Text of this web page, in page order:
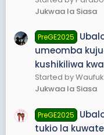
Jukwaa la Siasa
PreGE2025
umeomba
kushikiliwa
Started by
Jukwaa la Siasa
PreGE2025
tukio la